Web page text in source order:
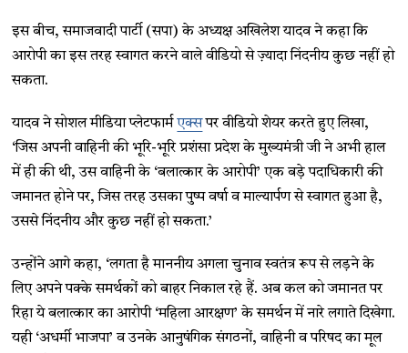
इस बीच, समाजवादी पार्टी (सपा) के अध्यक्ष अखिलेश यादव ने कहा कि
आरोपी का इस तरह स्वागत करने वाले वीडियो से ज़्यादा निंदनीय कुछ नहीं हो
सकता.
यादव ने सोशल मीडिया प्लेटफार्मएक्सपर वीडियो शेयर करते हुए लिखा,
‘जिस अपनी वाहिनी की भूरि-भूरि प्रशंसा प्रदेश के मुख्यमंत्री जी ने अभी हाल
में ही की थी, उस वाहिनी के ‘बलात्कार के आरोपी’ एक बड़े पदाधिकारी की
जमानत होने पर, जिस तरह उसका पुष्प वर्षा व माल्यार्पण से स्वागत हुआ है,
उससे निंदनीय और कुछ नहीं हो सकता.’
उन्होंने आगे कहा, ‘लगता है माननीय अगला चुनाव स्वतंत्र रूप से लड़ने के
लिए अपने पक्के समर्थकों को बाहर निकाल रहे हैं. अब कल को जमानत पर
रिहा ये बलात्कार का आरोपी ‘महिला आरक्षण’ के समर्थन में नारे लगाते दिखेगा.
यही ‘अधर्मी भाजपा’ व उनके आनुषंगिक संगठनों, वाहिनी व परिषद का मूल